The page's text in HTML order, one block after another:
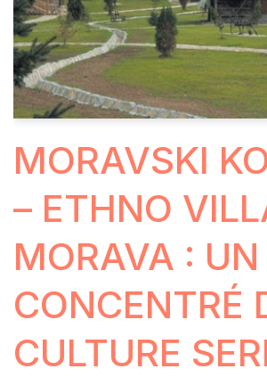
MORAVSKI
– ETHNO
MORAVA : UN
CONCENTRÉ
CULTURE